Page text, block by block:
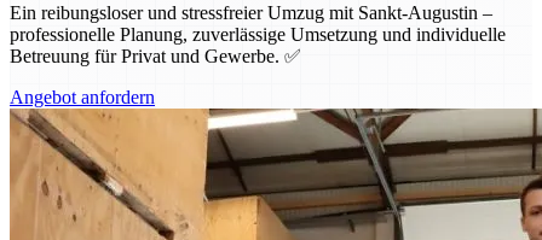
Ein reibungsloser und stressfreier Umzug mit Sankt-Augustin –
professionelle Planung, zuverlässige Umsetzung und individuelle
Betreuung für Privat und Gewerbe. ✅
Angebot anfordern